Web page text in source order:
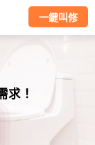
一鍵叫修
求！